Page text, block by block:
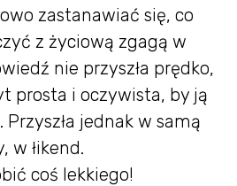
zastanawiać się, co
z życiową zgagą w
nie przyszła prędko,
prosta i oczywista, by ją
jednak w samą
w łikend.
coś lekkiego!